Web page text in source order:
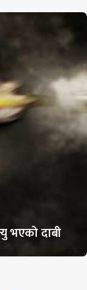
भएको दाबी